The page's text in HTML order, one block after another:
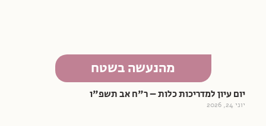
מהנעשה בשטח
יום עיון למדריכות כלות – ר"ח אב תשפ"ו
יוני 24, 2026